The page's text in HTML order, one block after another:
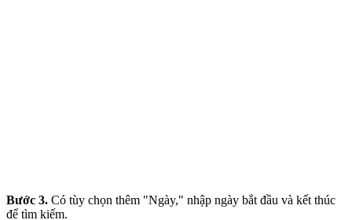
Bước 3. Có tùy chọn thêm "Ngày," nhập ngày bắt đầu và kết thúc
để tìm kiếm.